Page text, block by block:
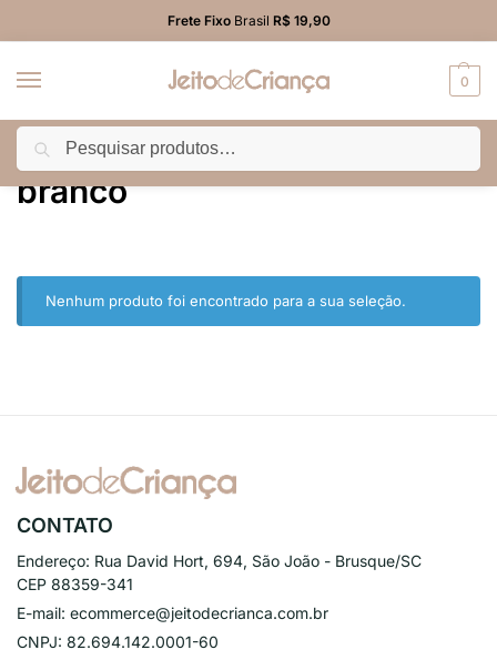
Frete FixoBrasil R$ 19,90
0
Início Produtos marcados com a tag “branco”
branco
Nenhum produto foi encontrado para a sua seleção.
CONTATO
Endereço: Rua David Hort, 694, São João - Brusque/SC
CEP 88359-341
E-mail: ecommerce@jeitodecrianca.com.br
CNPJ: 82.694.142.0001-60